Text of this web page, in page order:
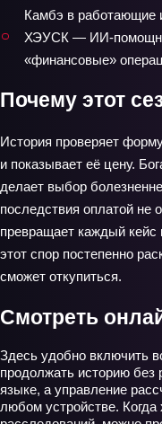
Камбэ в работающие
ХЭУСК — ИИ-
«финансовые»
Почему этот
История проверяет
и показывает её цену.
делает выбор
последствия оплатой не
превращает каждый
этот спор постепенно
сможет откупиться.
Смотреть
Здесь удобно включить
продолжать историю без
языке, а управление
любом устройстве. Когда